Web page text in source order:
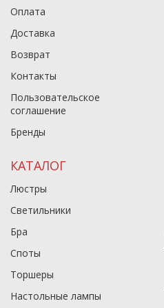
Оплата
Доставка
Возврат
Контакты
Пользовательское
соглашение
Бренды
КАТАЛОГ
Люстры
Светильники
Бра
Споты
Торшеры
Настольные лампы